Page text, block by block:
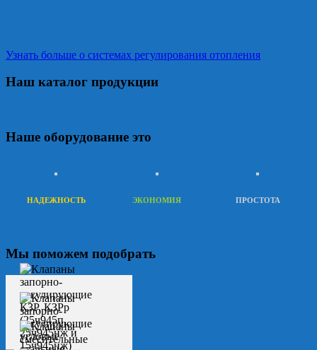
Узнать больше о системах регулирования отопления
Наш каталог продукции
Наше оборудование это
НАДЕЖНОСТЬ ЭКОНОМИЯ ПРОСТОТА
Мы поможем подобрать